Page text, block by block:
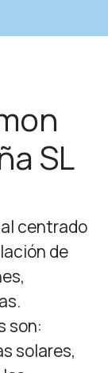
SL
centrado
de
son:
solares,